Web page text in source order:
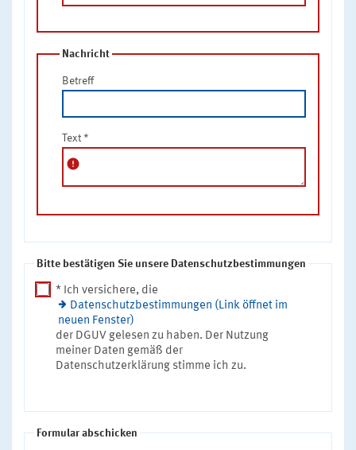
Nachricht
Betreff
Text *
error
Bitte bestätigen Sie unsere Datenschutzbestimmungen
* Ich versichere, die
Datenschutzbestimmungen (Link öffnet im
neuen Fenster)
der DGUV gelesen zu haben. Der Nutzung
meiner Daten gemäß der
Datenschutzerklärung stimme ich zu.
Formular abschicken